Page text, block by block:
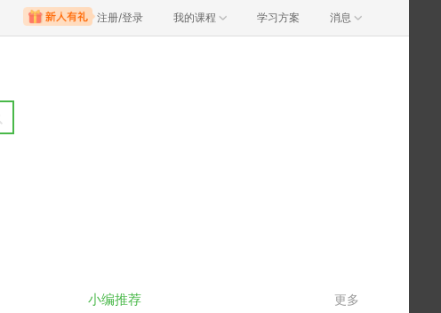
注册/登录 我的课程 学习方案 消息
小编推荐 更多